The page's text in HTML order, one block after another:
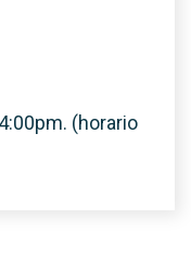
(horario